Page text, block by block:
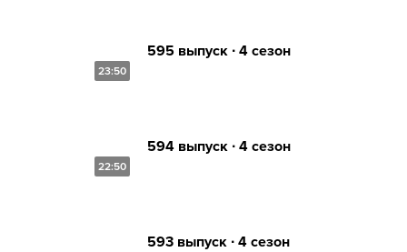
23:50
595 выпуск ∙ 4 сезон
22:50
594 выпуск ∙ 4 сезон
593 выпуск ∙ 4 сезон